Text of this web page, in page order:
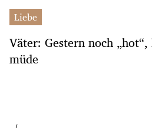
Liebe
Väter: Gestern noch
müde